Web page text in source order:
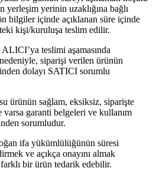
yerinin uzaklığına bağlı
bilgiler içinde açıklanan süre içinde
kişi/kuruluşa teslim edilir.
teslimi aşamasında
siparişi verilen ürünün
dolayı SATICI sorumlu
ürünün sağlam, eksiksiz, siparişte
garanti belgeleri ve kullanım
sorumludur.
ifa yükümlülüğünün süresi
ve açıkça onayını almak
bir ürün tedarik edebilir.